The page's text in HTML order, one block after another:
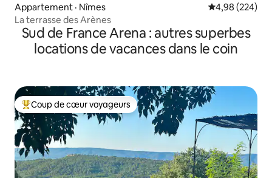
Appartement · Nîmes Note
4,98 (224)
La terrasse des Arènes
Sud de France Arena : autres superbes
locations de vacances dans le coin
Coup de cœur voyageurs parmi les plus aimés
Coup de cœur voyageurs